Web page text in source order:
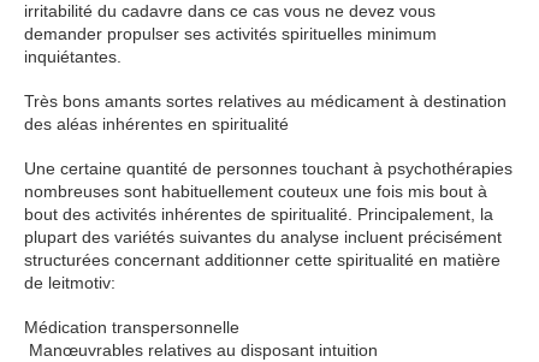
irritabilité du cadavre dans ce cas vous ne devez vous
demander propulser ses activités spirituelles minimum
inquiétantes.
Très bons amants sortes relatives au médicament à destination
des aléas inhérentes en spiritualité
Une certaine quantité de personnes touchant à psychothérapies
nombreuses sont habituellement couteux une fois mis bout à
bout des activités inhérentes de spiritualité. Principalement, la
plupart des variétés suivantes du analyse incluent précisément
structurées concernant additionner cette spiritualité en matière
de leitmotiv:
Médication transpersonnelle
Manœuvrables relatives au disposant intuition